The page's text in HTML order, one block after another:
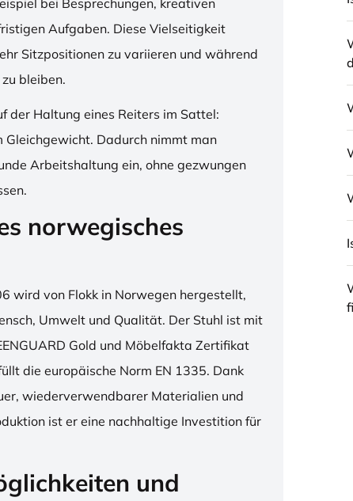
bei Besprechungen, kreativen
Aufgaben. Diese Vielseitigkeit
Sitzpositionen zu variieren und während
bleiben.
der Haltung eines Reiters im Sattel:
Gleichgewicht. Dadurch nimmt man
Arbeitshaltung ein, ohne gezwungen
norwegisches
wird von Flokk in Norwegen hergestellt,
Umwelt und Qualität. Der Stuhl ist mit
Gold und Möbelfakta Zertifikat
die europäische Norm EN 1335. Dank
wiederverwendbarer Materialien und
ist er eine nachhaltige Investition für
und